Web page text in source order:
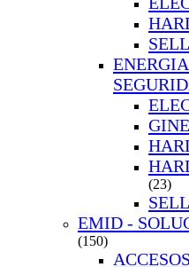
(23)
EMID -
(150)
ACCESOS